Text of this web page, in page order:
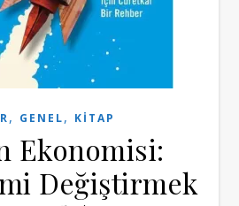
, GENEL, KITAP
Ekonomisi:
Değiştirmek